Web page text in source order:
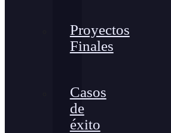
Proyectos
Finales
Casos
de
éxito